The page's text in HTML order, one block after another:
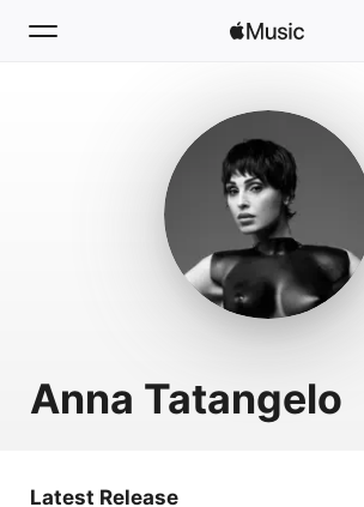
Install Apple Music
Anna Tatangelo
Latest Release